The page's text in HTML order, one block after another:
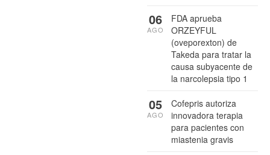
FDA aprueba
ORZEYFUL
(oveporexton) de
Takeda para tratar la
causa subyacente de
la narcolepsia tipo 1
06
AGO
Cofepris autoriza
innovadora terapia
para pacientes con
miastenia gravis
05
AGO